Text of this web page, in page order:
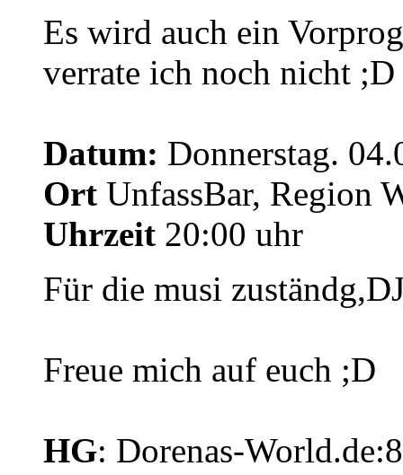
Es wird auch ein
verrate ich noch nicht ;D
Datum: Donnerstag.
Ort UnfassBar, Region
Uhrzeit 20:00 uhr
Für die musi
Freue mich auf euch ;D
HG: Dorenas-